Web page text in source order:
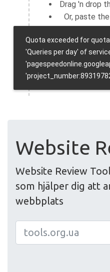
Website
Website Review
som hjälper dig att
webbplats